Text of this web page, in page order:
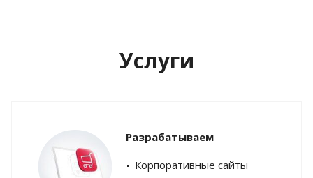
Услуги
Разрабатываем
Корпоративные сайты